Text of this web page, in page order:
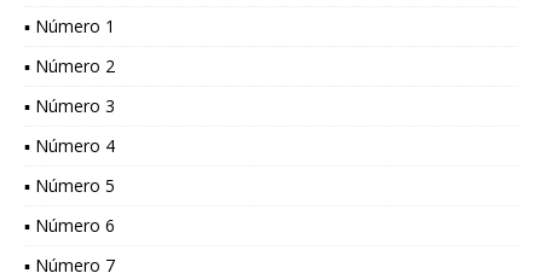
▪ Número 1
▪ Número 2
▪ Número 3
▪ Número 4
▪ Número 5
▪ Número 6
▪ Número 7